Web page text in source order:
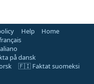
Help
Home
på dansk
🇫🇮 Faktat suomeksi